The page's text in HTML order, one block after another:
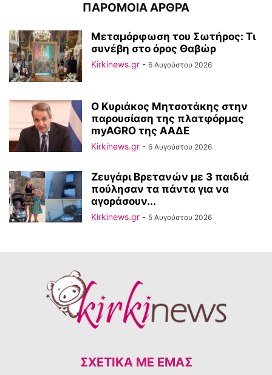
ΠΑΡΟΜΟΙΑ ΑΡΘΡΑ
Μεταμόρφωση του Σωτήρος: Τι
συνέβη στο όρος Θαβώρ
Kirkinews.gr - 6 Αυγούστου 2026
Ο Κυριάκος Μητσοτάκης στην
παρουσίαση της πλατφόρμας
myAGRO της ΑΑΔΕ
Kirkinews.gr - 6 Αυγούστου 2026
Ζευγάρι Βρετανών με 3 παιδιά
πούλησαν τα πάντα για να
αγοράσουν...
Kirkinews.gr - 5 Αυγούστου 2026
ΣΧΕΤΙΚΆ ΜΕ ΕΜΆΣ